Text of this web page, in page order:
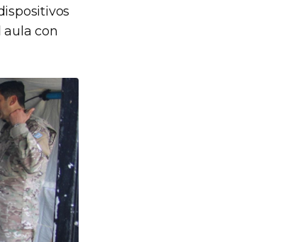
aula con